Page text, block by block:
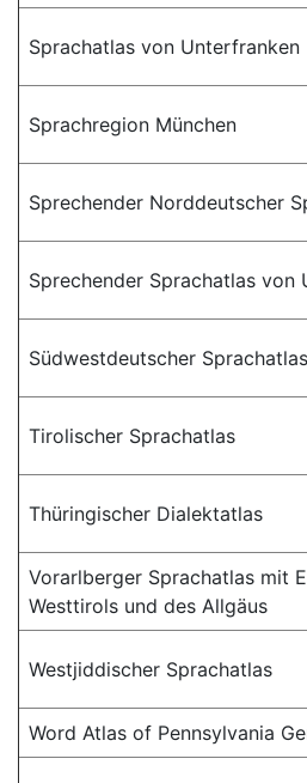
Sprachatlas von Unterfranken
Sprachregion München
Sprechender Norddeutscher
Sprechender Sprachatlas von
Südwestdeutscher Sprachatlas
Tirolischer Sprachatlas
Thüringischer Dialektatlas
Vorarlberger Sprachatlas mit
Westtirols und des Allgäus
Westjiddischer Sprachatlas
Word Atlas of Pennsylvania